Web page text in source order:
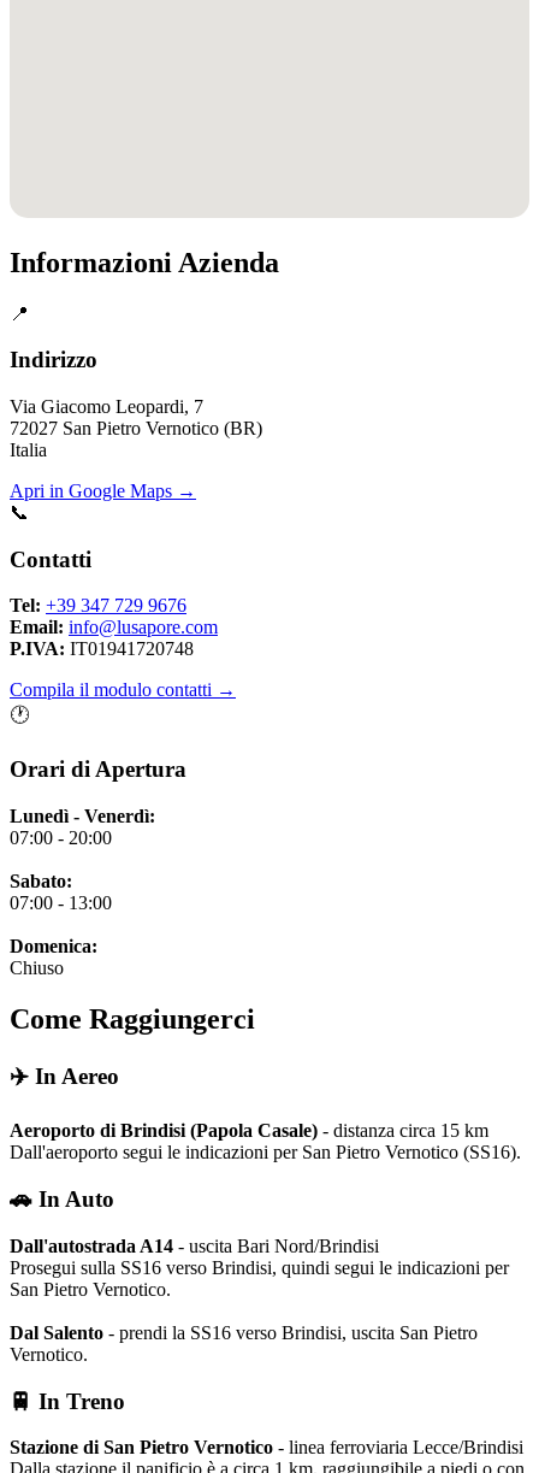
Informazioni Azienda
📍
Indirizzo
Via Giacomo Leopardi, 7
72027 San Pietro Vernotico (BR)
Italia
Apri in Google Maps →
📞
Contatti
Tel: +39 347 729 9676
Email: info@lusapore.com
P.IVA: IT01941720748
Compila il modulo contatti →
🕐
Orari di Apertura
Lunedì - Venerdì:
07:00 - 20:00
Sabato:
07:00 - 13:00
Domenica:
Chiuso
Come Raggiungerci
✈️ In Aereo
Aeroporto di Brindisi (Papola Casale) - distanza circa 15 km
Dall'aeroporto segui le indicazioni per San Pietro Vernotico (SS16).
🚗 In Auto
Dall'autostrada A14 - uscita Bari Nord/Brindisi
Prosegui sulla SS16 verso Brindisi, quindi segui le indicazioni per
San Pietro Vernotico.
Dal Salento - prendi la SS16 verso Brindisi, uscita San Pietro
Vernotico.
🚆 In Treno
Stazione di San Pietro Vernotico - linea ferroviaria Lecce/Brindisi